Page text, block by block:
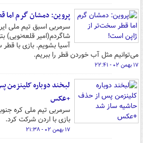
پروین: دمشان گرم اما
سرمربی اسبق تیم ملی
شاگردم(امیر قلعه‌نویی)
آسیا بشویم. بازی با
می‌توانیم مثل آب خوردن قطر را ببریم.
۱۷ بهمن ۰۲ - ۲۲:۴۱
لبخند دوباره
+عکس
سرمربی تیم ملی کره
بازی با اردن شرکت کرد.
۱۷ بهمن ۰۲ - ۲۱:۳۸